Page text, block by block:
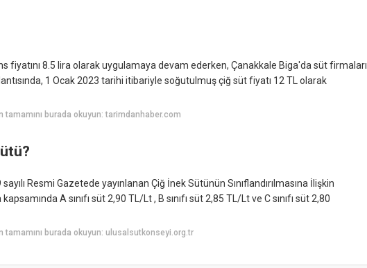
fiyatını 8.5 lira olarak uygulamaya devam ederken, Çanakkale Biga'da süt firmaları
1 Ocak 2023 tarihi itibariyle soğutulmuş çiğ süt fiyatı 12 TL olarak
tamamını burada okuyun: tarimdanhaber.com
Resmi Gazetede yayınlanan Çiğ İnek Sütünün Sınıflandırılmasına İlişkin
A sınıfı süt 2,90 TL/Lt , B sınıfı süt 2,85 TL/Lt ve C sınıfı süt 2,80
tamamını burada okuyun: ulusalsutkonseyi.org.tr